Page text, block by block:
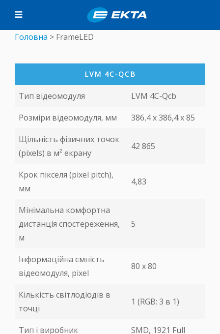
Головна > FrameLED
LVM 4С-QCB
Тип відеомодуля
LVM 4С-Qcb
Розміри відеомодуля, мм
386,4 x 386,4 х 85
Щільність фізичних точок
(pixels) в м² екрану
42 865
Крок пікселя (pixel pitch),
мм
4,83
Мінімальна комфортна
дистанція спостереження,
м
5
Інформаційна ємність
відеомодуля, pixel
80 х 80
Кількість світлодіодів в
точці
1 (RGB: 3 в 1)
Тип і виробник
SMD, 1921 Full